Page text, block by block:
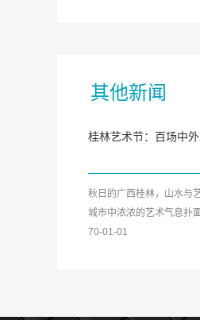
其他新闻
桂林艺术节：百场中
秋日的广西桂林，山水与
城市中浓浓的艺术气息扑
70-01-01